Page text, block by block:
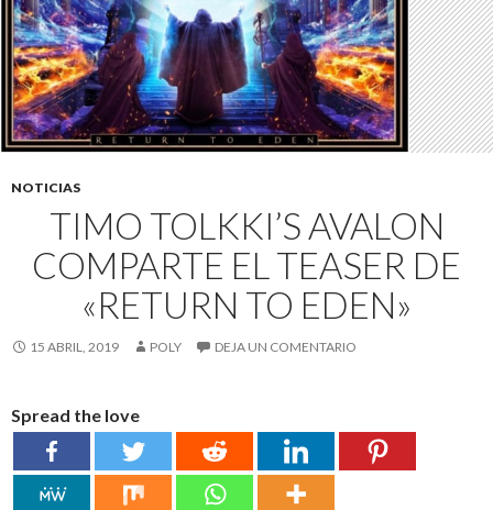
NOTICIAS
TIMO TOLKKI’S AVALON
COMPARTE EL TEASER DE
«RETURN TO EDEN»
15 ABRIL, 2019 POLY DEJA UN COMENTARIO
Spread the love